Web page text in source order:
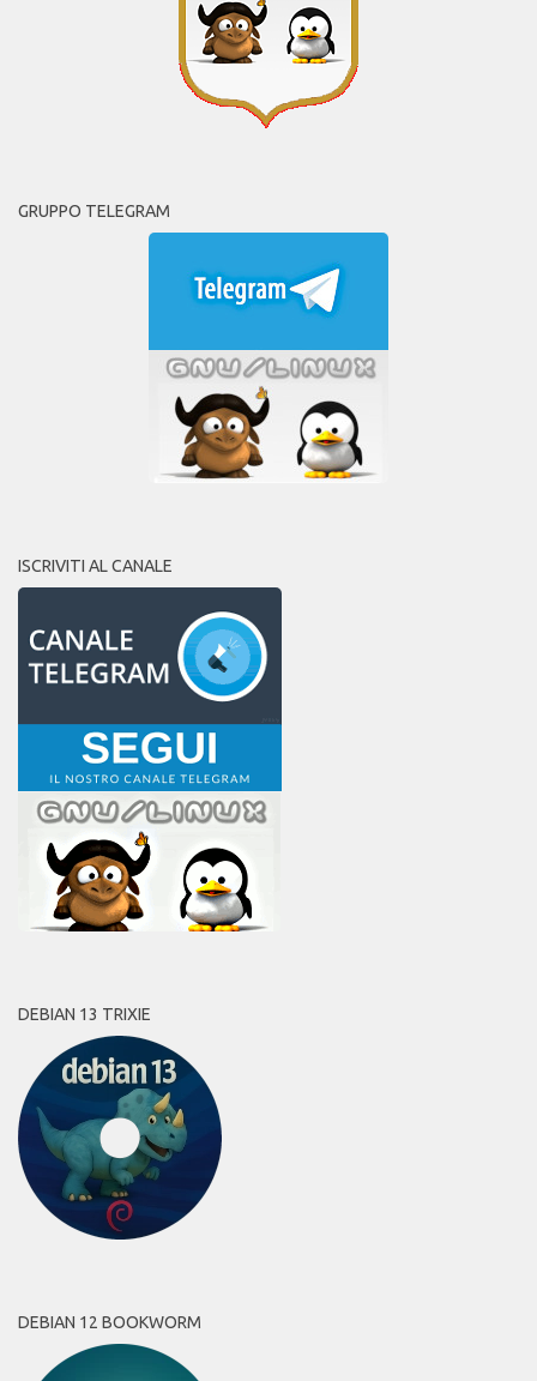
GRUPPO TELEGRAM
ISCRIVITI AL CANALE
DEBIAN 13 TRIXIE
DEBIAN 12 BOOKWORM